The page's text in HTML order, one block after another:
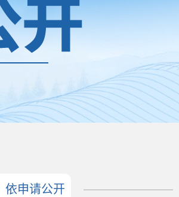
依申请公开